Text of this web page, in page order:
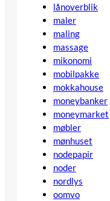
lånoverblik
maler
maling
massage
mikonomi
mobilpakke
mokkahouse
moneybanker
moneymarket
møbler
mønhuset
nodepapir
noder
nordlys
oomvo